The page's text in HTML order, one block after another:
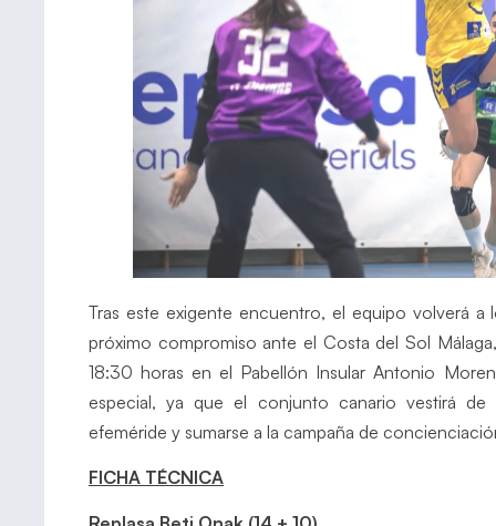
Tras este exigente encuentro, el equipo volverá a
próximo compromiso ante el Costa del Sol
18:30 horas en el Pabellón Insular Antonio
especial, ya que el conjunto canario vestirá
efeméride y sumarse a la campaña de
FICHA TÉCNICA